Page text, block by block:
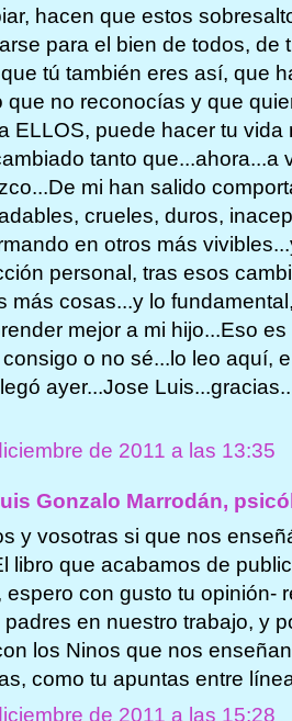
hacen que estos
para el bien de todos, de
tú también eres así, que
que no reconocías y que
ELLOS, puede hacer tu vida
tanto que...ahora...a
mi han salido
crueles, duros,
en otros más
personal, tras esos
más cosas...y lo
mejor a mi hijo...Eso
o no sé...lo leo aquí,
ayer...Jose
de 2011 a las 13:35
Gonzalo Marrodán,
y vosotras si que nos
libro que acabamos de
espero con gusto tu opinión-
padres en nuestro trabajo, y
los Ninos que nos
como tu apuntas entre
de 2011 a las 15:28